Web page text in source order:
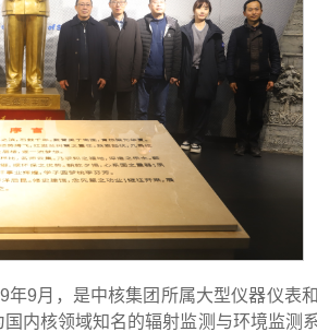
9月，是中核集团所属大型仪器仪表
内核领域知名的辐射监测与环境监测